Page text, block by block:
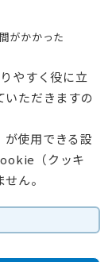
がかかった
やすく役に立
いただきますの
が使用できる設
（クッキ
ん。